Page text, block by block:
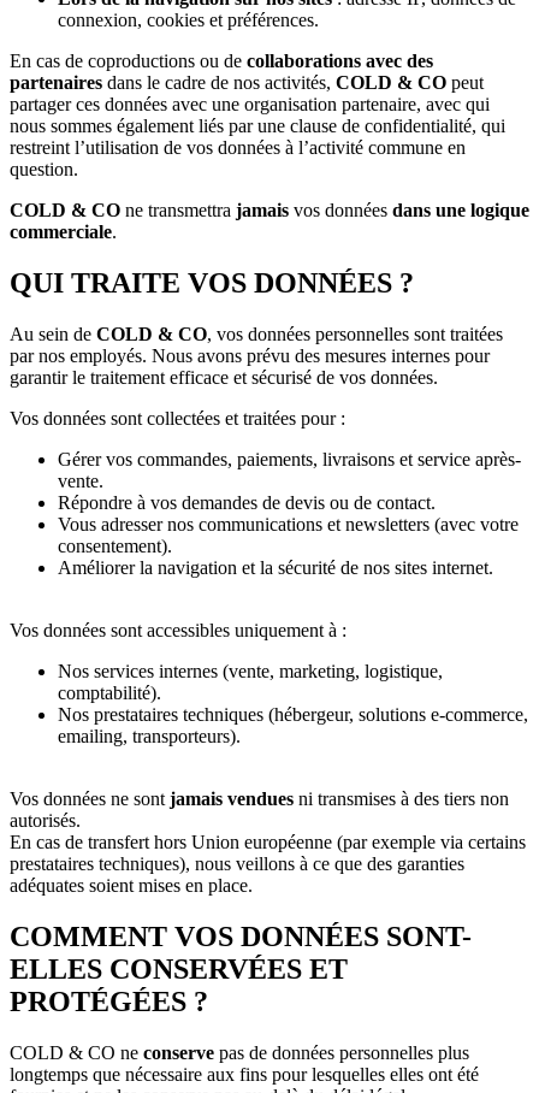
connexion, cookies et préférences.
En cas de coproductions ou de collaborations avec des
partenaires dans le cadre de nos activités, COLD & CO peut
partager ces données avec une organisation partenaire, avec qui
nous sommes également liés par une clause de confidentialité, qui
restreint l’utilisation de vos données à l’activité commune en
question.
COLD & CO ne transmettra jamais vos données dans une logique
commerciale.
QUI TRAITE VOS DONNÉES ?
Au sein de COLD & CO, vos données personnelles sont traitées
par nos employés. Nous avons prévu des mesures internes pour
garantir le traitement efficace et sécurisé de vos données.
Vos données sont collectées et traitées pour :
Gérer vos commandes, paiements, livraisons et service après-
vente.
Répondre à vos demandes de devis ou de contact.
Vous adresser nos communications et newsletters (avec votre
consentement).
Améliorer la navigation et la sécurité de nos sites internet.
Vos données sont accessibles uniquement à :
Nos services internes (vente, marketing, logistique,
comptabilité).
Nos prestataires techniques (hébergeur, solutions e-commerce,
emailing, transporteurs).
Vos données ne sont jamais vendues ni transmises à des tiers non
autorisés.
En cas de transfert hors Union européenne (par exemple via certains
prestataires techniques), nous veillons à ce que des garanties
adéquates soient mises en place.
COMMENT VOS DONNÉES SONT-
ELLES CONSERVÉES ET
PROTÉGÉES ?
COLD & CO ne conserve pas de données personnelles plus
longtemps que nécessaire aux fins pour lesquelles elles ont été